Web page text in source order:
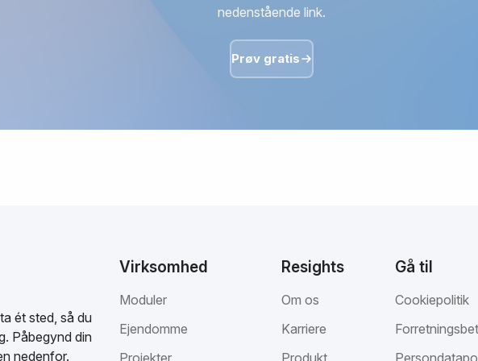
nedenstående link.
Prøv gratis
ét sted, så du
Påbegynd din
nedenfor.
Virksomhed
Moduler
Ejendomme
Resights
Om os
Karriere
Gå til
Cookiepolitik